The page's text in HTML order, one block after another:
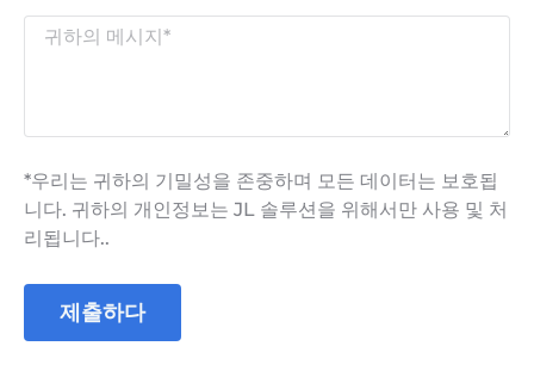
*우리는 귀하의 기밀성을 존중하며 모든 데이터는 보호됩
니다. 귀하의 개인정보는 JL 솔루션을 위해서만 사용 및 처
리됩니다..
제출하다